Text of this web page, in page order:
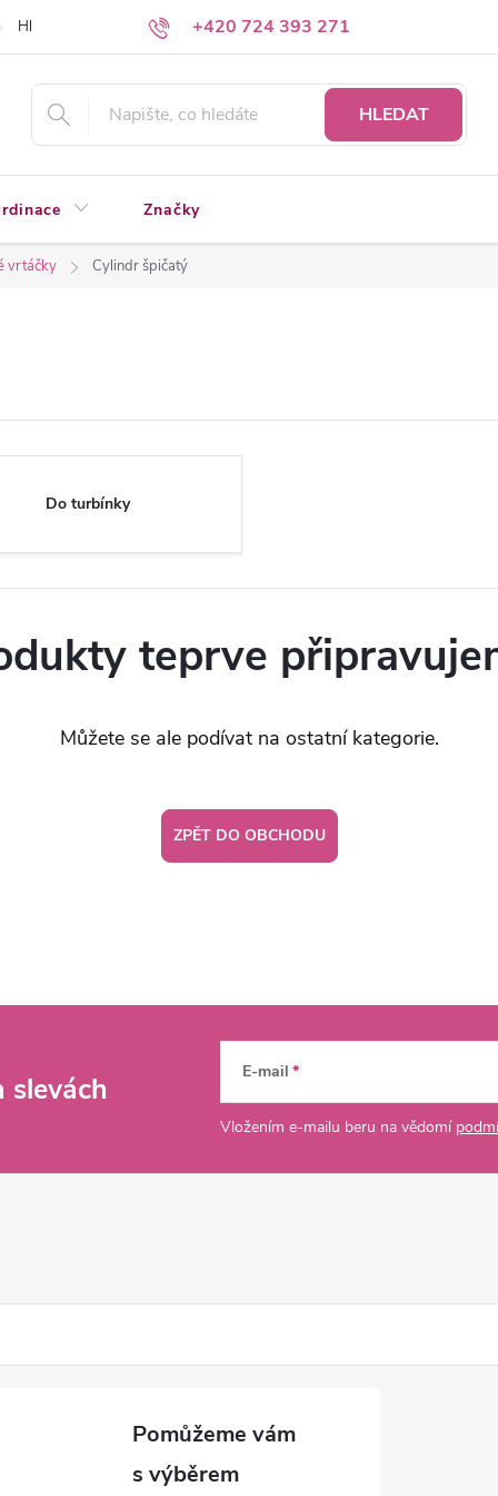
+420 724 393 271
Hledáte a nenacházíte? Napište nám
HLEDAT
Značky
vrtáčky Cylindr špičatý
Do turbínky
teprve
Můžete se ale podívat na ostatní kategorie.
ZPĚT DO OBCHODU
slevách E-mail
Vložením e-mailu beru na vědomí